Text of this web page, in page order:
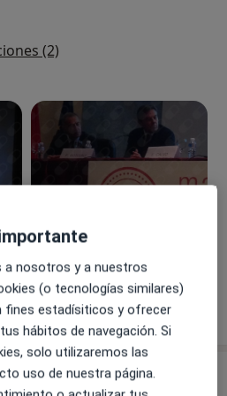
(2)
más detalles
sobre la experiencia
a nosotros y a nuestros
(o tecnologías similares)
fines estadísiticos y ofrecer
hábitos de navegación. Si
solo utilizaremos las
uso de nuestra página.